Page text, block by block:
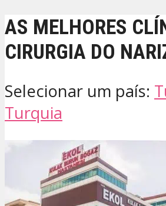
AS MELHORES
CIRURGIA DO
Selecionar um país:
Turquia